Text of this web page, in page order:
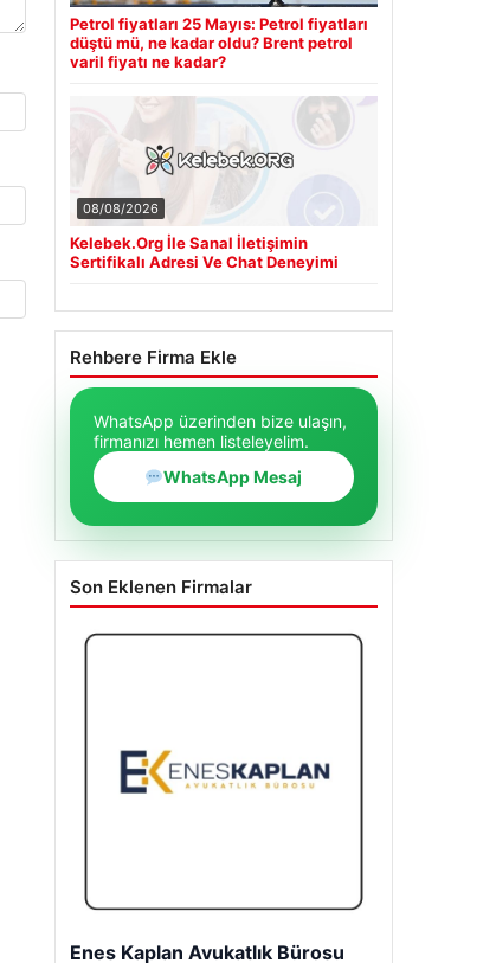
Petrol fiyatları 25 Mayıs: Petrol fiyatları
düştü mü, ne kadar oldu? Brent petrol
varil fiyatı ne kadar?
08/08/2026
Kelebek.Org İle Sanal İletişimin
Sertifikalı Adresi Ve Chat Deneyimi
Rehbere Firma Ekle
WhatsApp üzerinden bize ulaşın,
firmanızı hemen listeleyelim.
WhatsApp Mesaj
Son Eklenen Firmalar
Enes Kaplan Avukatlık Bürosu